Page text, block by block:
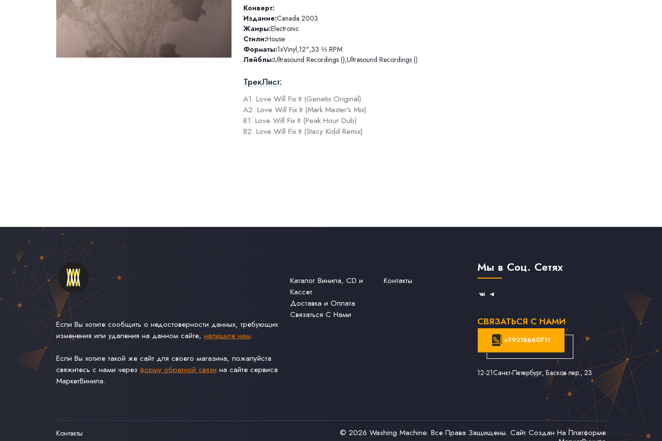
Конверт:
Издание:Canada 2003
Жанры:Electronic
Стили:House
Форматы:1xVinyl,12",33 ⅓ RPM
Лейблы:Ultrasound Recordings (),Ultrasound Recordings ()
ТрекЛист:
A1. Love Will Fix It (Genetix Original)
A2. Love Will Fix It (Mark Master's Mix)
B1. Love Will Fix It (Peak Hour Dub)
B2. Love Will Fix It (Stacy Kidd Remix)
Если Вы хотите сообщить о недостоверности данных, требующих
изменения или удаления на данном сайте, напишите нам.
Если Вы хотите такой же сайт для своего магазина, пожалуйста
свяжитесь с нами через форму обратной связи на сайте сервиса
МаркетВинила.
Каталог Винила, CD и
Кассет
Доставка и Оплата
Связаться С Нами
Контакты
Мы в Соц. Сетях
СВЯЗАТЬСЯ С НАМИ
+79218660711
12-21Санкт-Петербург, Басков пер., 23
Контакты © 2026 Washing Machine. Все Права Защищены. Сайт Создан На Платформе